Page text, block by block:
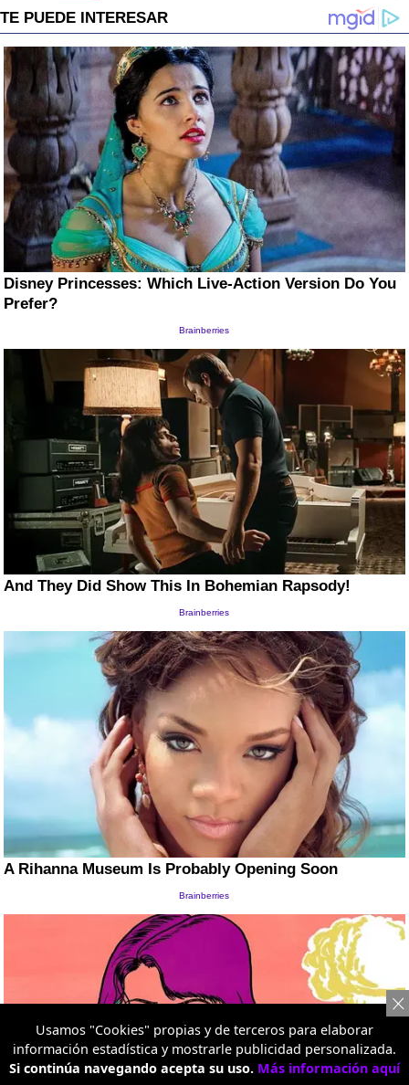
Usamos "Cookies" propias y de terceros para elaborar
información estadística y mostrarle publicidad personalizada.
Si continúa navegando acepta su uso. Más información aquí